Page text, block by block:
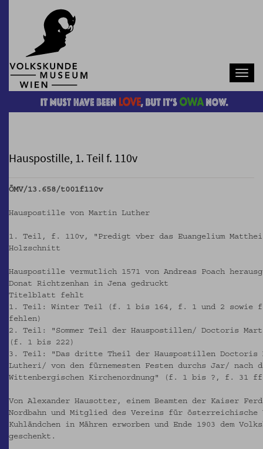
Hauspostille, 1. Teil f. 110v
ÖMV/13.658/t001f110v
Hauspostille von Martin Luther
1. Teil, f. 110v, "Predigt vber das Euangelium
Holzschnitt
Hauspostille vermutlich 1571 von Andreas Poach
Donat Richtzenhan in Jena gedruckt
Titelblatt fehlt
1. Teil: Winter Teil (f. 1 bis 164, f. 1 und 2 sowie f.
fehlen)
2. Teil: "Sommer Teil der Hauspostillen/ Doctoris
(f. 1 bis 222)
3. Teil: "Das dritte Theil der Hauspostillen Doctoris
Lutheri/ von den fürnemesten Festen durchs Jar/ nach
Wittenbergischen Kirchenordnung" (f. 1 bis ?, f. 31
Von Alexander Hausotter, einem Beamten der Kaiser
Nordbahn und Mitglied des Vereins für österreichische
Kuhländchen in Mähren erworben und Ende 1903 dem
geschenkt.